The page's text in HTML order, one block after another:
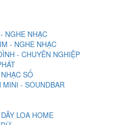
NGHE NHẠC
- NGHE NHẠC
- CHUYÊN NGHIỆP
SỐ
MINI - SOUNDBAR
LOA HOME